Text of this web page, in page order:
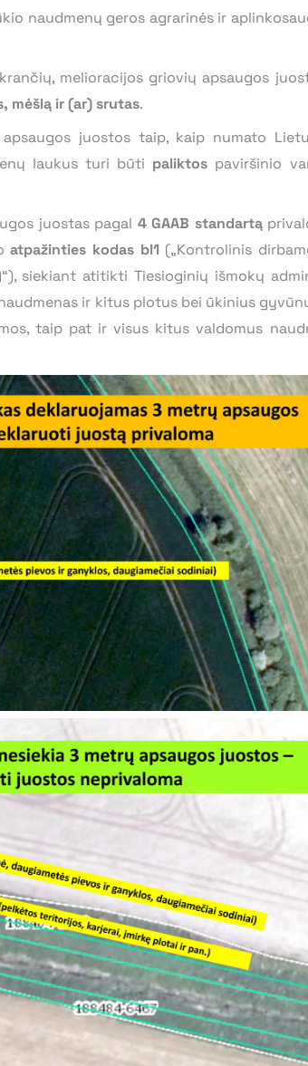
naudmenų geros agrarinės ir
melioracijos griovių apsaugos
mėšlą ir (ar) srutas.
juostos taip, kaip numato
laukus turi būti paliktos paviršinio
juostas pagal 4 GAAB standartą
atpažinties kodas bl1 („Kontrolinis
siekiant atitikti Tiesioginių išmokų
ir kitus plotus bei ūkinius
taip pat ir visus kitus valdomus